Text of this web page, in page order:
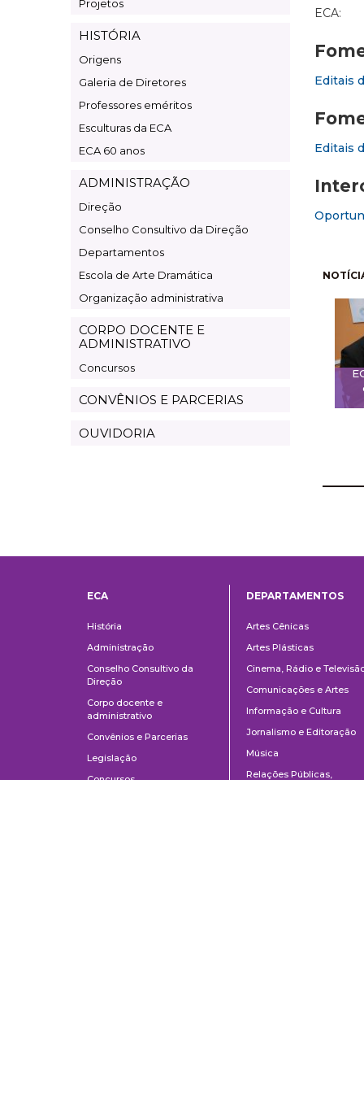
Projetos
HISTÓRIA
Origens
Galeria de Diretores
Professores eméritos
Esculturas da ECA
ECA 60 anos
ADMINISTRAÇÃO
Direção
Conselho Consultivo da Direção
Departamentos
Escola de Arte Dramática
Organização administrativa
CORPO DOCENTE E
ADMINISTRATIVO
Concursos
CONVÊNIOS E PARCERIAS
OUVIDORIA
ECA:
Editais
Editais
ECA
História
Administração
Conselho Consultivo da
Direção
Corpo docente e
administrativo
Convênios e Parcerias
Legislação
Concursos
DEPARTAMENTOS
Artes Cênicas
Artes Plásticas
Cinema, Rádio e
Comunicações e Artes
Informação e Cultura
Jornalismo e Editoração
Música
Relações Públicas,